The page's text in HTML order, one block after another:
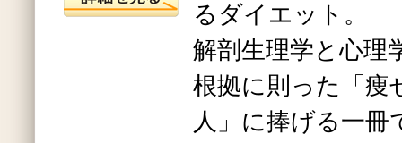
るダイエット。
解剖生理学と心理
根拠に則った「痩
人」に捧げる一冊